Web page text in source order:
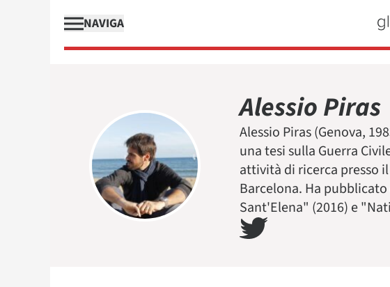
NAVIGA
Alessio Piras
Alessio Piras (Genova,
una tesi sulla Guerra
attività di ricerca presso
Barcelona. Ha
Sant'Elena" (2016) e